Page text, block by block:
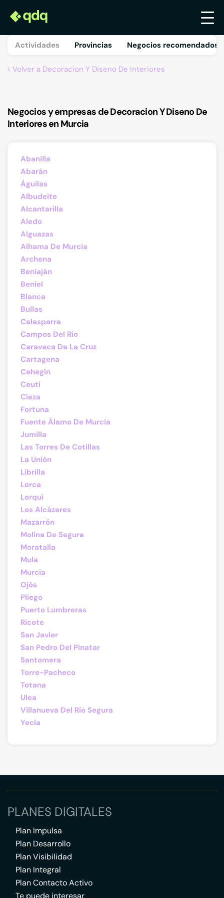
Actividades Provincias Negocios recomendados
Volver a Decoracion Y Diseno De Interiores
Negocios y empresas de Decoracion Y Diseno De
Interiores en Murcia
Abanilla
Abarán
Águilas
Albudeite
Alcantarilla
Aledo
Alguazas
Alhama De Murcia
Archena
Beniaján
Beniel
Blanca
Bullas
Calasparra
Campos Del Río
Caravaca De La Cruz
Cartagena
Cehegín
Ceutí
Cieza
Fortuna
Fuente Álamo De Murcia
Jumilla
Las Torres De Cotillas
La Unión
Librilla
Lorca
Lorquí
Los Alcázares
Mazarrón
Molina De Segura
Moratalla
Mula
Murcia
Ojós
Pliego
Puerto Lumbreras
Ricote
San Javier
San Pedro Del Pinatar
Santomera
Torre-Pacheco
Totana
Ulea
Villanueva Del Río Segura
Yecla
PLANES DIGITALES
Plan Impulsa
Plan Desarrollo
Plan Visibilidad
Plan Integral
Plan Contacto Activo
Te puede interesar